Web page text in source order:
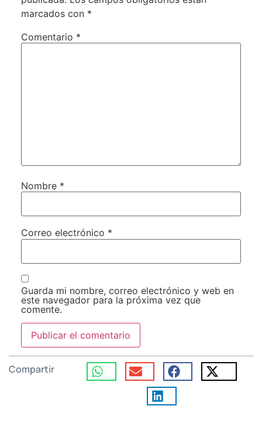
marcados con *
Comentario *
Nombre *
Correo electrónico *
Guarda mi nombre, correo electrónico y web en
este navegador para la próxima vez que
comente.
Compartir